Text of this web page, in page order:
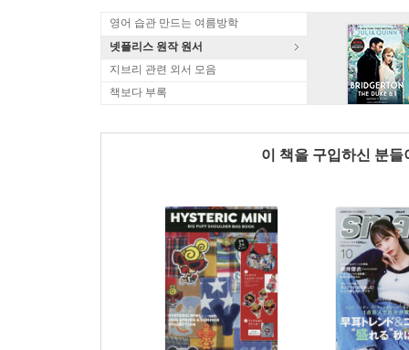
영어 습관 만드는 여름방학
넷플리스 원작 원서
지브리 관련 외서 모음
책보다 부록
이 책을 구입하신 분